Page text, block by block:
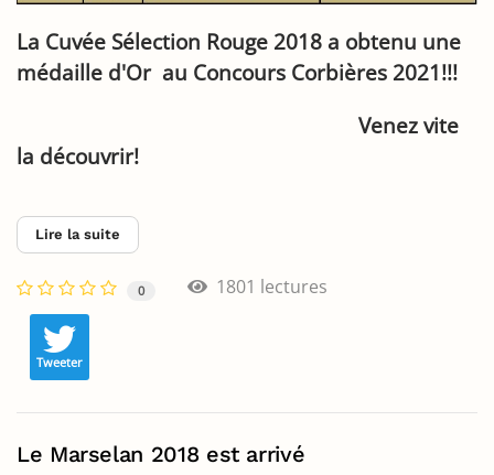
La Cuvée Sélection Rouge 2018 a obtenu une
médaille d'Or au Concours Corbières 2021!!!
Venez vite
la découvrir!
Lire la suite
0 1801 lectures
Tweeter
Le Marselan 2018 est arrivé